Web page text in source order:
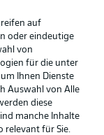
verwalten
auf
oder eindeutige
von
für die unter
Ihnen Dienste
Auswahl von Alle
diese
manche Inhalte
relevant für Sie.